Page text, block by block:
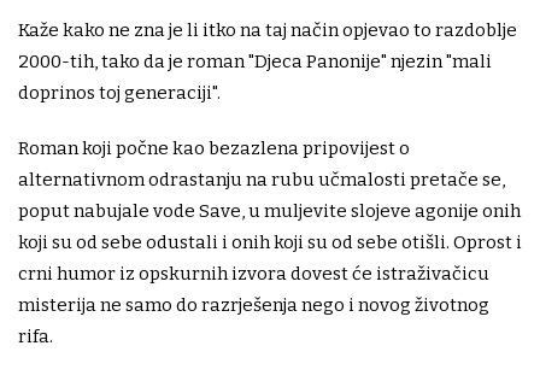
Kaže kako ne zna je li itko na taj način opjevao to razdoblje
2000-tih, tako da je roman "Djeca Panonije" njezin "mali
doprinos toj generaciji".
Roman koji počne kao bezazlena pripovijest o
alternativnom odrastanju na rubu učmalosti pretače se,
poput nabujale vode Save, u muljevite slojeve agonije onih
koji su od sebe odustali i onih koji su od sebe otišli. Oprost i
crni humor iz opskurnih izvora dovest će istraživačicu
misterija ne samo do razrješenja nego i novog životnog
rifa.